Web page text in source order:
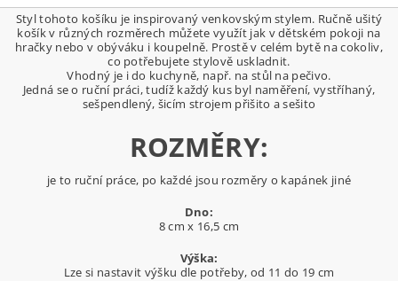
Styl tohoto košíku je inspirovaný venkovským stylem. Ručně ušitý
košík v různých rozměrech můžete využít jak v dětském pokoji na
hračky nebo v obýváku i koupelně. Prostě v celém bytě na cokoliv,
co potřebujete stylově uskladnit.
Vhodný je i do kuchyně, např. na stůl na pečivo.
Jedná se o ruční práci, tudíž každý kus byl naměření, vystříhaný,
sešpendlený, šicím strojem přišito a sešito
ROZMĚRY:
je to ruční práce, po každé jsou rozměry o kapánek jiné
Dno:
8 cm x 16,5 cm
Výška:
Lze si nastavit výšku dle potřeby, od 11 do 19 cm